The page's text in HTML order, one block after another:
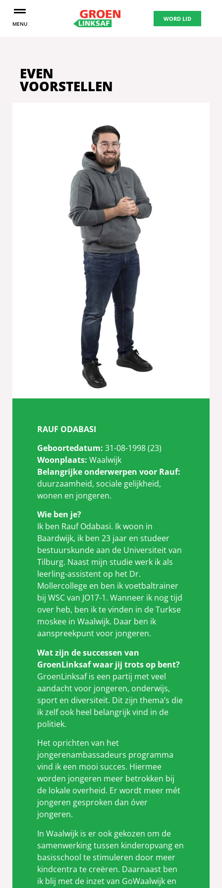
MENU
WORD LID
EVEN
VOORSTELLEN
RAUF ODABASI
Geboortedatum: 31-08-1998 (23)
Woonplaats: Waalwijk
Belangrijke onderwerpen voor Rauf:
duurzaamheid, sociale gelijkheid,
wonen en jongeren.
Wie ben je?
Ik ben Rauf Odabasi. Ik woon in
Baardwijk, ik ben 23 jaar en studeer
bestuurskunde aan de Universiteit van
Tilburg. Naast mijn studie werk ik als
leerling-assistent op het Dr.
Mollercollege en ben ik voetbaltrainer
bij WSC van JO17-1. Wanneer ik nog tijd
over heb, ben ik te vinden in de Turkse
moskee in Waalwijk. Daar ben ik
aanspreekpunt voor jongeren.
Wat zijn de successen van
GroenLinksaf waar jij trots op bent?
GroenLinksaf is een partij met veel
aandacht voor jongeren, onderwijs,
sport en diversiteit. Dit zijn thema’s die
ik zelf ook heel belangrijk vind in de
politiek.
Het oprichten van het
jongerenambassadeurs programma
vind ik een mooi succes. Hiermee
worden jongeren meer betrokken bij
de lokale overheid. Er wordt meer mét
jongeren gesproken dan óver
jongeren.
In Waalwijk is er ook gekozen om de
samenwerking tussen kinderopvang en
basisschool te stimuleren door meer
kindcentra te creëren. Daarnaast ben
ik blij met de inzet van GoWaalwijk en